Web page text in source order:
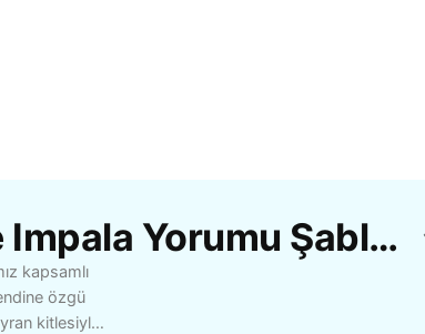
CapCut'Tan Ücretsiz Tame Impala Yorumu Şablonları
kapsamlı
özgü
kitlesiyle